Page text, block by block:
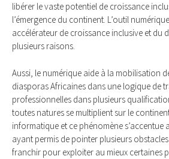
libérer le vaste potentiel de croissance
l’émergence du continent. L’outil
accélérateur de croissance inclusive et du
plusieurs raisons.
Aussi, le numérique aide à la mobilisation
diasporas Africaines dans une logique de
professionnelles dans plusieurs
toutes natures se multiplient sur le
informatique et ce phénomène s’accentue
ayant permis de pointer plusieurs
franchir pour exploiter au mieux certaines